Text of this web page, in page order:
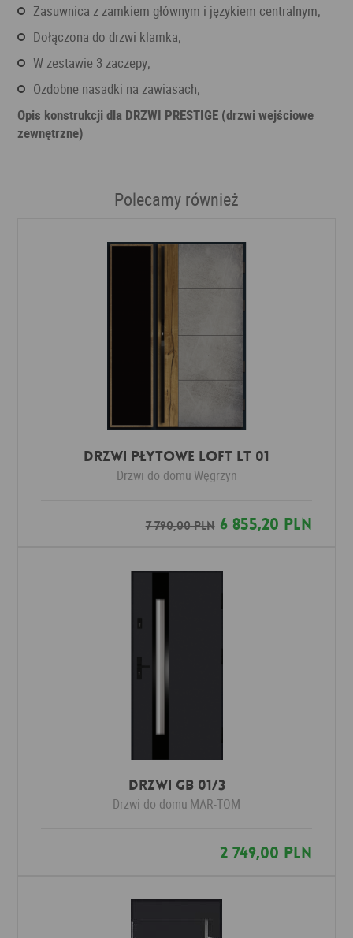
zasuwnica z zamkiem głównym i językiem centralnym;
dołączona do drzwi klamka;
w zestawie 3 zaczepy;
ozdobne nasadki na zawiasach;
Opis konstrukcji dla DRZWI PRESTIGE (drzwi wejściowe
zewnętrzne)
Polecamy również
DRZWI PŁYTOWE LOFT LT 01
Drzwi do domu Węgrzyn
7 790,00 PLN6 855,20 PLN
Drzwi GB 01/3
Drzwi do domu MAR-TOM
2 749,00 PLN